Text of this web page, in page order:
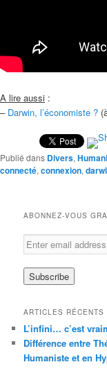
A lire aussi :
– Darwin, l’économiste ?
Publié dans Divers,
connecté, connexion,
ABONNEZ-VOUS
ARTICLES RÉCENTS
L’infini… c’est
Différence entre
Humaniste et en